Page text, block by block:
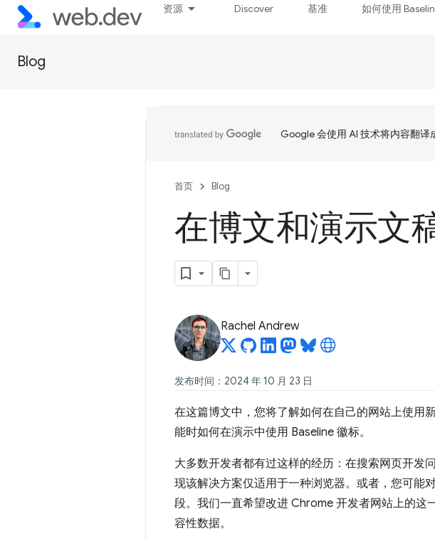
资源 Discover 基准 如何使用
Blog
Google 会使用 AI 技术将内容翻译
首页 Blog
在博文和演示文
Rachel Andrew
发布时间：2024 年 10 月 23 日
在这篇博文中，您将了解如何在自己的网站上使用
能时如何在演示中使用 Baseline 徽标。
大多数开发者都有过这样的经历：在搜索网页开发
现该解决方案仅适用于一种浏览器。或者，您可能
段。我们一直希望改进 Chrome 开发者网站上的
容性数据。